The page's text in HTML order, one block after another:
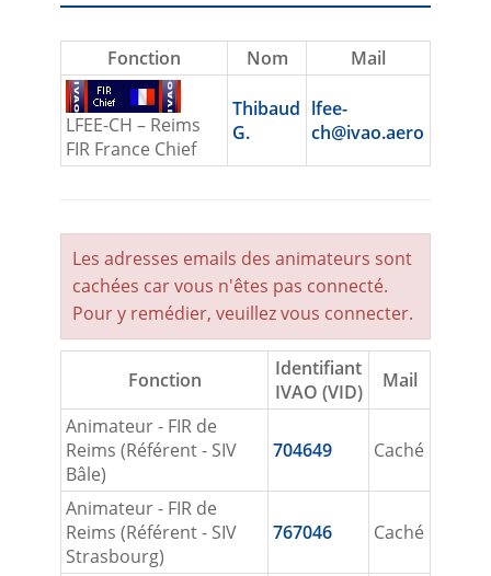
Fonction Nom Mail
LFEE-CH – Reims
FIR France Chief
Thibaud
G.
lfee-
ch@ivao.aero
Les adresses emails des animateurs sont
cachées car vous n'êtes pas connecté.
Pour y remédier, veuillez vous connecter.
Fonction
Identifiant
IVAO (VID)
Mail
Animateur - FIR de
Reims (Référent - SIV
Bâle)
704649 Caché
Animateur - FIR de
Reims (Référent - SIV
Strasbourg)
767046 Caché